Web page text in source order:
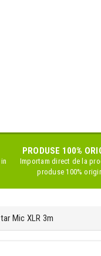
in
PRODUSE 100%
Importam direct de la
produse 100%
Mic XLR 3m